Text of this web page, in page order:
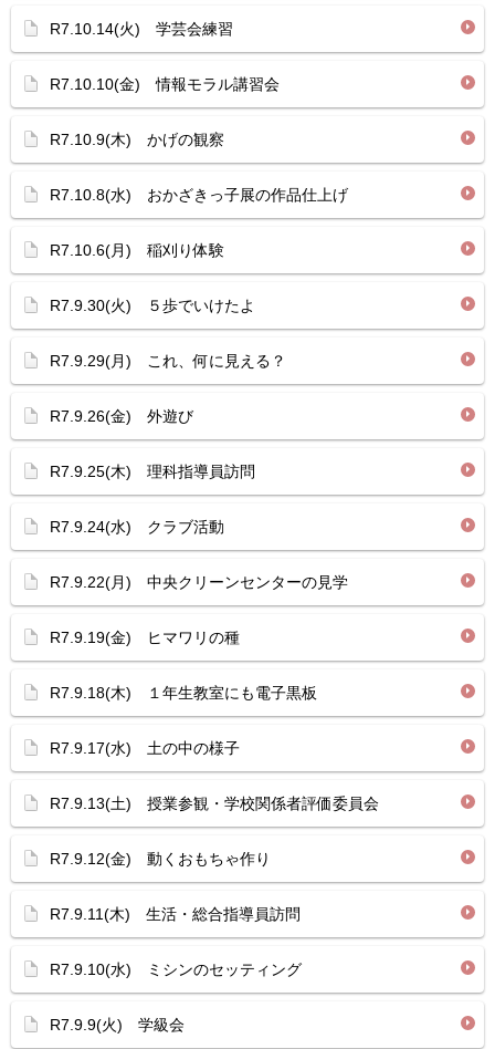
R7.10.14(火) 学芸会練習
R7.10.10(金) 情報モラル講習会
R7.10.9(木) かげの観察
R7.10.8(水) おかざきっ子展の作品仕上げ
R7.10.6(月) 稲刈り体験
R7.9.30(火) ５歩でいけたよ
R7.9.29(月) これ、何に見える？
R7.9.26(金) 外遊び
R7.9.25(木) 理科指導員訪問
R7.9.24(水) クラブ活動
R7.9.22(月) 中央クリーンセンターの見学
R7.9.19(金) ヒマワリの種
R7.9.18(木) １年生教室にも電子黒板
R7.9.17(水) 土の中の様子
R7.9.13(土) 授業参観・学校関係者評価委員会
R7.9.12(金) 動くおもちゃ作り
R7.9.11(木) 生活・総合指導員訪問
R7.9.10(水) ミシンのセッティング
R7.9.9(火) 学級会